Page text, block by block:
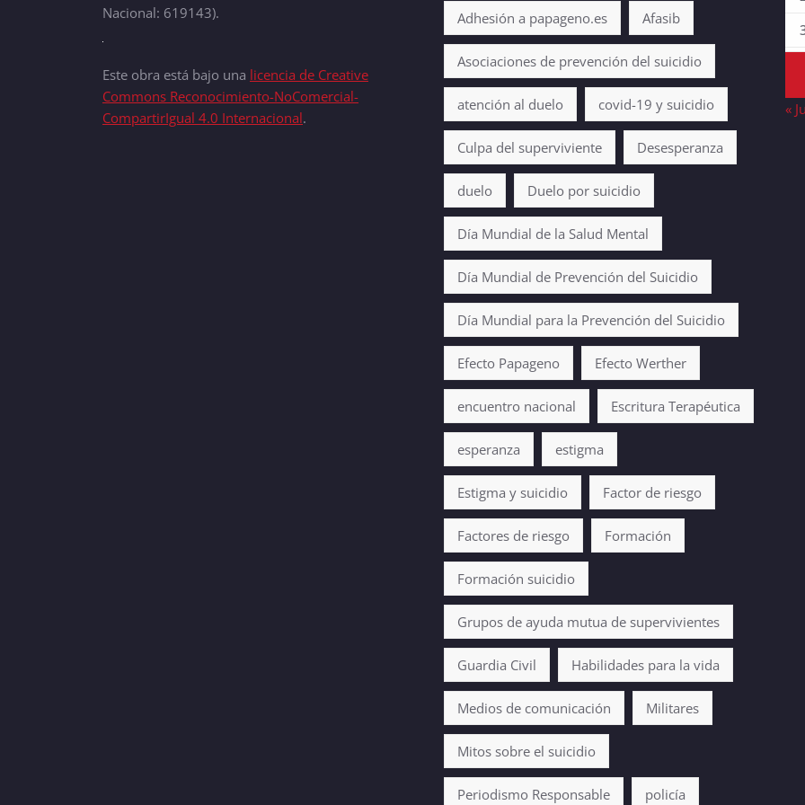
Nacional: 619143).
Este obra está bajo una licencia de Creative
Commons Reconocimiento-NoComercial-
CompartirIgual 4.0 Internacional.
Adhesión a papageno.es Afasib
Asociaciones de prevención del suicidio
atención al duelo covid-19 y suicidio
Culpa del superviviente Desesperanza
duelo Duelo por suicidio
Día Mundial de la Salud Mental
Día Mundial de Prevención del Suicidio
Día Mundial para la Prevención del Suicidio
Efecto Papageno Efecto Werther
encuentro nacional Escritura Terapéutica
esperanza estigma
Estigma y suicidio Factor de riesgo
Factores de riesgo Formación
Formación suicidio
Grupos de ayuda mutua de supervivientes
Guardia Civil Habilidades para la vida
Medios de comunicación Militares
Mitos sobre el suicidio
Periodismo Responsable policía
«